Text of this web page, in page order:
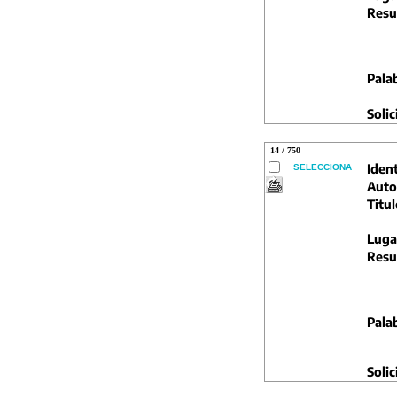
14 / 750
SELECCIONA